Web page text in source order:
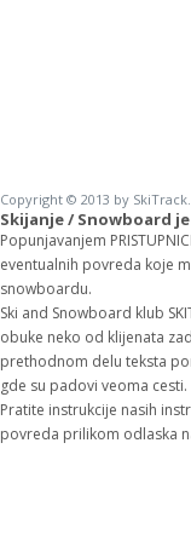
Copyright © 2013 by
Skijanje / Snowboard
Popunjavanjem
eventualnih povreda koje
snowboardu.
Ski and Snowboard klub
obuke neko od klijenata
prethodnom delu teksta
gde su padovi veoma cesti.
Pratite instrukcije nasih
povreda prilikom odlaska